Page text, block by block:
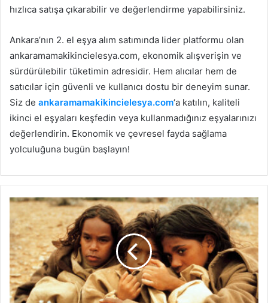
hızlıca satışa çıkarabilir ve değerlendirme yapabilirsiniz.
Ankara’nın 2. el eşya alım satımında lider platformu olan
ankaramamakikincielesya.com, ekonomik alışverişin ve
sürdürülebilir tüketimin adresidir. Hem alıcılar hem de
satıcılar için güvenli ve kullanıcı dostu bir deneyim sunar.
Siz de ankaramamakikincielesya.com‘a katılın, kaliteli
ikinci el eşyaları keşfedin veya kullanmadığınız eşyalarınızı
değerlendirin. Ekonomik ve çevresel fayda sağlama
yolculuğuna bugün başlayın!